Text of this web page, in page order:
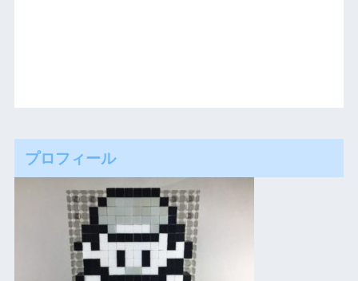
プロフィール